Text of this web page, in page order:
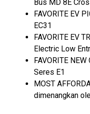
Bus MD 8E
FAVORITE EV
EC31
FAVORITE EV
Electric Low
FAVORITE
Seres E1
MOST
dimenangkan